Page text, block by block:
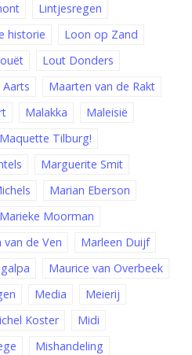
Lintjesregen
historie
Loon op Zand
Lout Donders
Aarts
Maarten van de Rakt
Malakka
Maleisië
Maquette Tilburg!
Marguerite Smit
Marian Eberson
Marieke Moorman
van de Ven
Marleen Duijf
Maurice van Overbeek
Media
Meierij
Koster
Midi
Mishandeling